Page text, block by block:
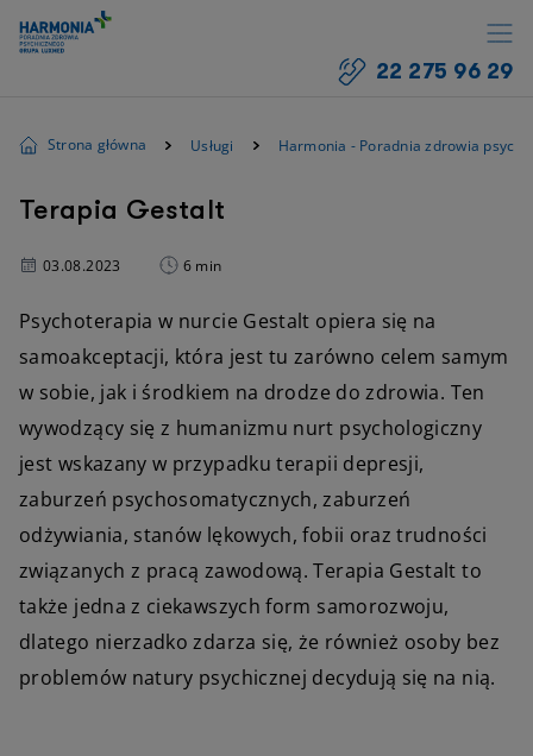
22 275 96 29
Strona główna Usługi Harmonia - Poradnia zdrowia
Terapia Gestalt
03.08.2023 6 min
Psychoterapia w nurcie Gestalt opiera się na
samoakceptacji, która jest tu zarówno celem samym
w sobie, jak i środkiem na drodze do zdrowia. Ten
wywodzący się z humanizmu nurt psychologiczny
jest wskazany w przypadku terapii depresji,
zaburzeń psychosomatycznych, zaburzeń
odżywiania, stanów lękowych, fobii oraz trudności
związanych z pracą zawodową. Terapia Gestalt to
także jedna z ciekawszych form samorozwoju,
dlatego nierzadko zdarza się, że również osoby bez
problemów natury psychicznej decydują się na nią.